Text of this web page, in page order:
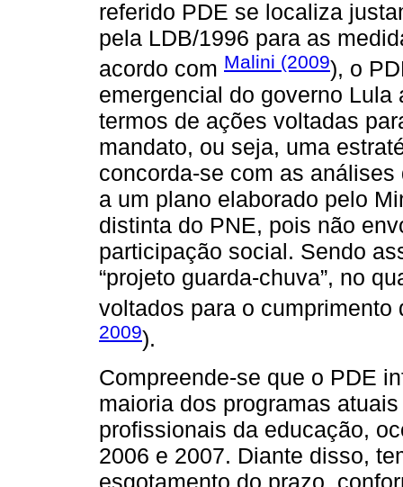
referido PDE se localiza
pela LDB/1996 para as
acordo com Malini (2009), o
emergencial do governo Lula
termos de ações voltadas
mandato, ou seja, uma
concorda-se com as
a um plano elaborado pelo
distinta do PNE, pois não
participação social. Sendo
“projeto guarda-chuva”, no
voltados para o
2009).
Compreende-se que o PDE
maioria dos programas
profissionais da educação,
2006 e 2007. Diante disso,
esgotamento do prazo,